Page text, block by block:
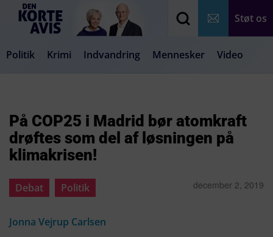
Støt os
Politik Krimi Indvandring Mennesker Video
På COP25 i Madrid bør atomkraft
drøftes som del af løsningen på
klimakrisen!
Debat Politik december 2, 2019
Jonna Vejrup Carlsen